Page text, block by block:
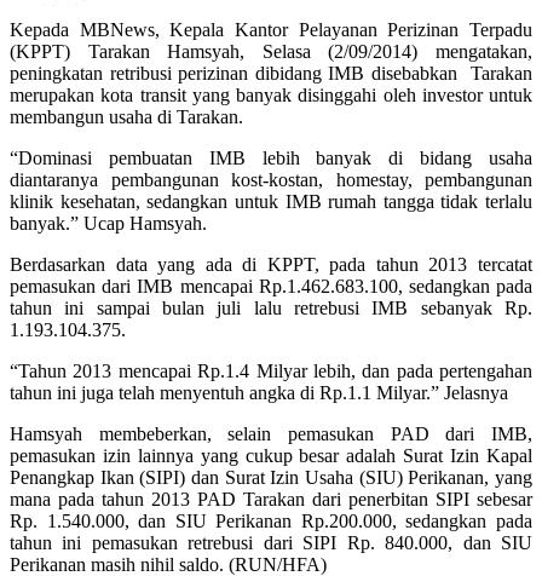
Kepada MBNews, Kepala Kantor Pelayanan Perizinan Terpadu
(KPPT) Tarakan Hamsyah, Selasa (2/09/2014) mengatakan,
peningkatan retribusi perizinan dibidang IMB disebabkan Tarakan
merupakan kota transit yang banyak disinggahi oleh investor untuk
membangun usaha di Tarakan.
“Dominasi pembuatan IMB lebih banyak di bidang usaha
diantaranya pembangunan kost-kostan, homestay, pembangunan
klinik kesehatan, sedangkan untuk IMB rumah tangga tidak terlalu
banyak.” Ucap Hamsyah.
Berdasarkan data yang ada di KPPT, pada tahun 2013 tercatat
pemasukan dari IMB mencapai Rp.1.462.683.100, sedangkan pada
tahun ini sampai bulan juli lalu retrebusi IMB sebanyak Rp.
1.193.104.375.
“Tahun 2013 mencapai Rp.1.4 Milyar lebih, dan pada pertengahan
tahun ini juga telah menyentuh angka di Rp.1.1 Milyar.” Jelasnya
Hamsyah membeberkan, selain pemasukan PAD dari IMB,
pemasukan izin lainnya yang cukup besar adalah Surat Izin Kapal
Penangkap Ikan (SIPI) dan Surat Izin Usaha (SIU) Perikanan, yang
mana pada tahun 2013 PAD Tarakan dari penerbitan SIPI sebesar
Rp. 1.540.000, dan SIU Perikanan Rp.200.000, sedangkan pada
tahun ini pemasukan retrebusi dari SIPI Rp. 840.000, dan SIU
Perikanan masih nihil saldo. (RUN/HFA)